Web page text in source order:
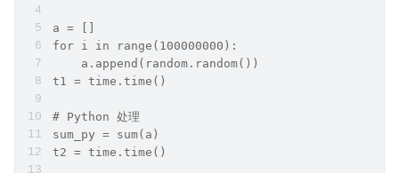
a = []
for i in range(100000000):
    a.append(random.random())
t1 = time.time()
# Python 处理
sum_py = sum(a)
t2 = time.time()